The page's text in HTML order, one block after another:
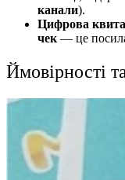
канали).
Цифрова
чек — це
Ймовірності